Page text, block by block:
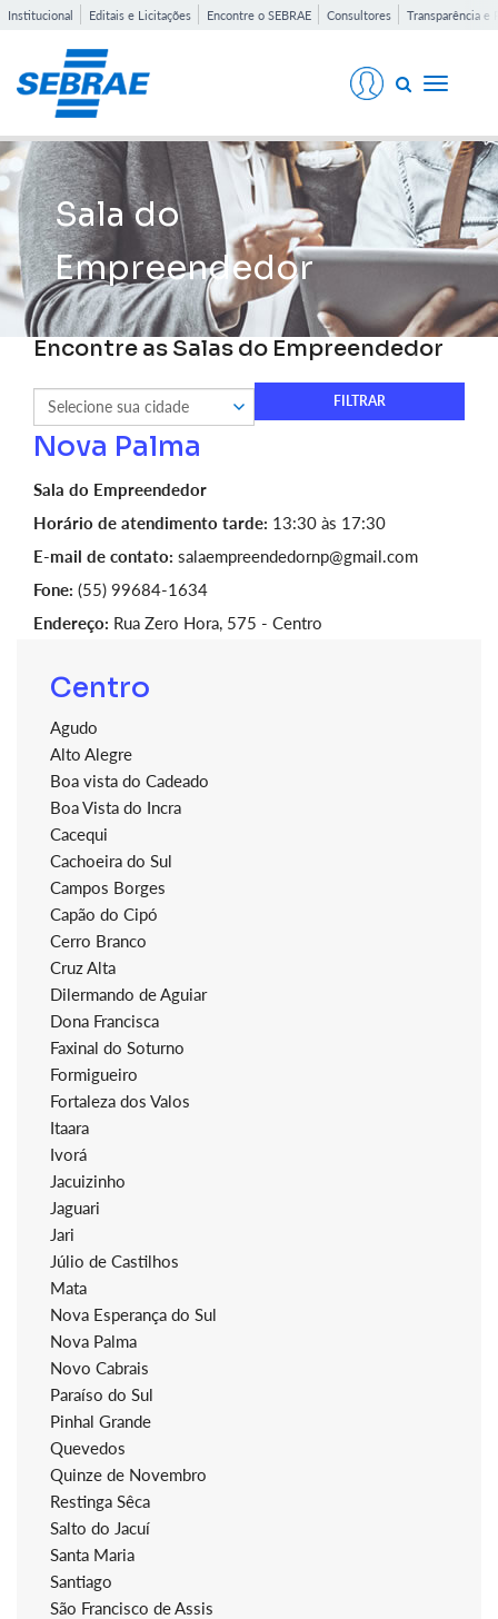
Institucional Editais e Licitações Encontre o SEBRAE Consultores Transparência e
Toggle
Sala do
Empreendedor
Encontre as Salas do Empreendedor
Nova Palma
Sala do Empreendedor
Horário de atendimento tarde: 13:30 às 17:30
E-mail de contato: salaempreendedornp@gmail.com
Fone: (55) 99684-1634
Endereço: Rua Zero Hora, 575 - Centro
Centro
Agudo
Alto Alegre
Boa vista do Cadeado
Boa Vista do Incra
Cacequi
Cachoeira do Sul
Campos Borges
Capão do Cipó
Cerro Branco
Cruz Alta
Dilermando de Aguiar
Dona Francisca
Faxinal do Soturno
Formigueiro
Fortaleza dos Valos
Itaara
Ivorá
Jacuizinho
Jaguari
Jari
Júlio de Castilhos
Mata
Nova Esperança do Sul
Nova Palma
Novo Cabrais
Paraíso do Sul
Pinhal Grande
Quevedos
Quinze de Novembro
Restinga Sêca
Salto do Jacuí
Santa Maria
Santiago
São Francisco de Assis